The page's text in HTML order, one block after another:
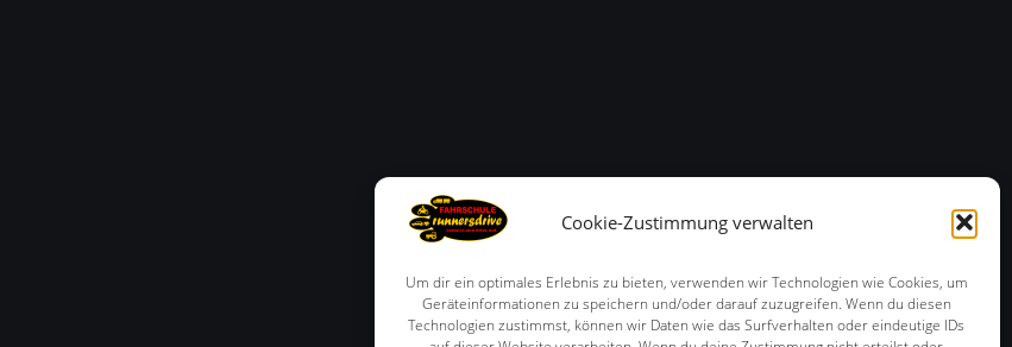
Cookie-Zustimmung verwalten
Um dir ein optimales Erlebnis zu bieten, verwenden wir Technologien wie Cookies, um
Geräteinformationen zu speichern und/oder darauf zuzugreifen. Wenn du diesen
Technologien zustimmst, können wir Daten wie das Surfverhalten oder eindeutige IDs